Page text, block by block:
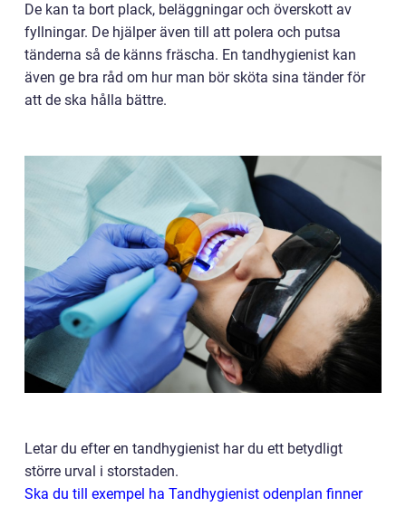
De kan ta bort plack, beläggningar och överskott av
fyllningar. De hjälper även till att polera och putsa
tänderna så de känns fräscha. En tandhygienist kan
även ge bra råd om hur man bör sköta sina tänder för
att de ska hålla bättre.
Letar du efter en tandhygienist har du ett betydligt
större urval i storstaden.
Ska du till exempel ha Tandhygienist odenplan finner